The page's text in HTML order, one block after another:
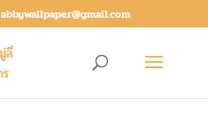
abbywallpaper@gmail.com